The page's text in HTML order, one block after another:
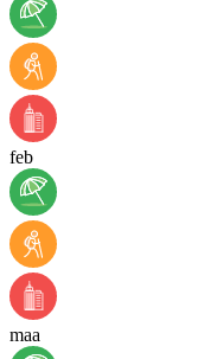
feb
maa